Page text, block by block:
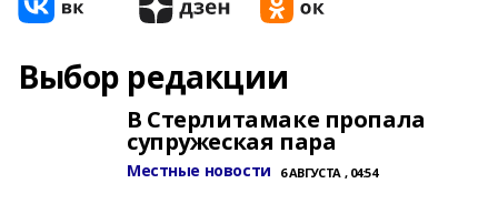
Выбор редакции
В Стерлитамаке пропала
супружеская пара
Местные новости 6 АВГУСТА , 04:54